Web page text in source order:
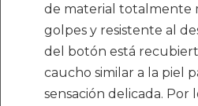
de material totalmente
golpes y resistente al
del botón está
caucho similar a la piel
sensación delicada. Por